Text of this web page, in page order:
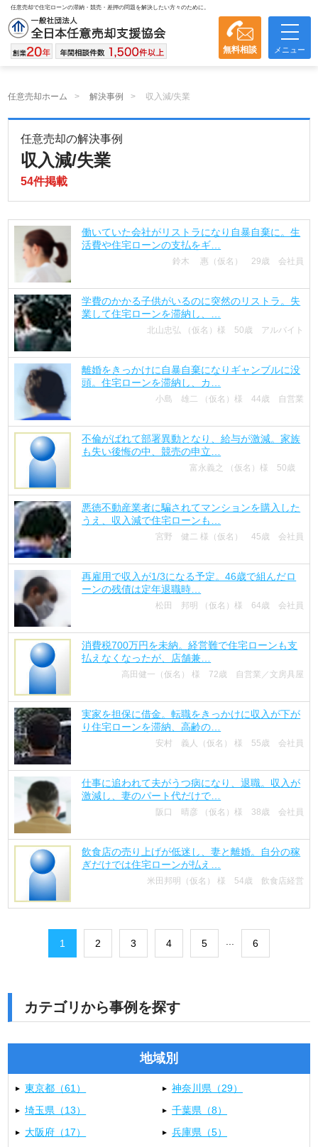
任意売却で住宅ローンの滞納・競売・差押の問題を解決したい方々のために。
無料相談 メニュー
任意売却ホーム 解決事例 収入減/失業
任意売却の解決事例
収入減/失業
54件掲載
働いていた会社がリストラになり自暴自棄に。生
活費や住宅ローンの支払をギ…
鈴木 惠（仮名） 29歳 会社員
学費のかかる子供がいるのに突然のリストラ。失
業して住宅ローンを滞納し、…
北山忠弘 （仮名）様 50歳 アルバイト
離婚をきっかけに自暴自棄になりギャンブルに没
頭。住宅ローンを滞納し、カ…
小島 雄二 （仮名）様 44歳 自営業
不倫がばれて部署異動となり、給与が激減。家族
も失い後悔の中、競売の申立…
富永義之 （仮名）様 50歳
悪徳不動産業者に騙されてマンションを購入した
うえ、収入減で住宅ローンも…
宮野 健二 様（仮名） 45歳 会社員
再雇用で収入が1/3になる予定。46歳で組んだロ
ーンの残債は定年退職時…
松田 邦明 （仮名）様 64歳 会社員
消費税700万円を未納。経営難で住宅ローンも支
払えなくなったが、店舗兼…
高田健一（仮名） 様 72歳 自営業／文房具屋
実家を担保に借金。転職をきっかけに収入が下が
り住宅ローンを滞納、高齢の…
安村 義人（仮名） 様 55歳 会社員
仕事に追われて夫がうつ病になり、退職。収入が
激減し、妻のパート代だけで…
阪口 晴彦 （仮名）様 38歳 会社員
飲食店の売り上げが低迷し、妻と離婚。自分の稼
ぎだけでは住宅ローンが払え…
米田邦明（仮名） 様 54歳 飲食店経営
1 2 3 4 5 6
カテゴリから事例を探す
地域別
東京都（61）
神奈川県（29）
埼玉県（13）
千葉県（8）
大阪府（17）
兵庫県（5）